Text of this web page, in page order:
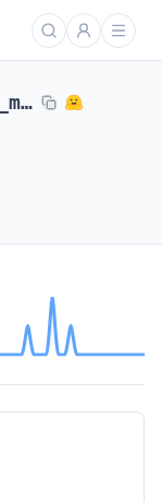
iter1_min_iter2_multi_base_mean_beta_1.0_multi_expand_tokenized_gap_ratio_0.22_logprob